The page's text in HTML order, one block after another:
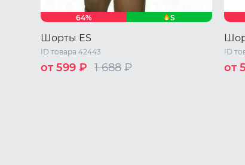
64% S
Шорты ES
ID товара 42443
от 599 ₽ 1 688 ₽
ID
от